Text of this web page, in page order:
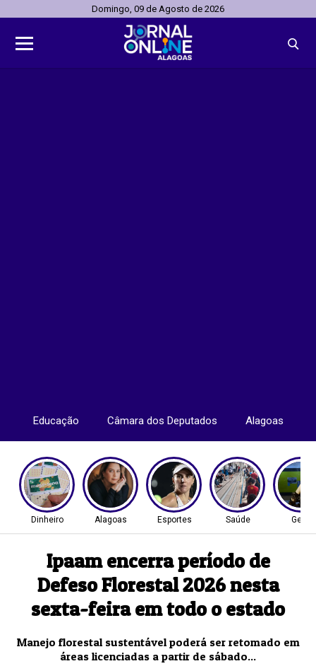
Domingo, 09 de Agosto de 2026
Educação Câmara dos Deputados Alagoas
Dinheiro Alagoas Esportes Saúde Geral
Ipaam encerra período de
Defeso Florestal 2026 nesta
sexta-feira em todo o estado
Manejo florestal sustentável poderá ser retomado em
áreas licenciadas a partir de sábado...